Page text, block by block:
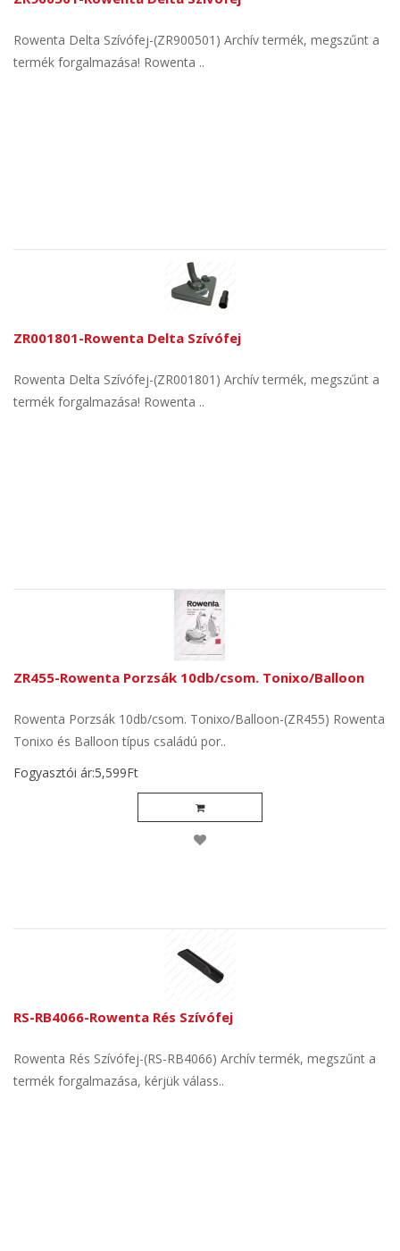
Rowenta Delta Szívófej-(ZR900501) Archív termék, megszűnt a
termék forgalmazása! Rowenta ..
ZR001801-Rowenta Delta Szívófej
Rowenta Delta Szívófej-(ZR001801) Archív termék, megszűnt a
termék forgalmazása! Rowenta ..
ZR455-Rowenta Porzsák 10db/csom. Tonixo/Balloon
Rowenta Porzsák 10db/csom. Tonixo/Balloon-(ZR455) Rowenta
Tonixo és Balloon típus családú por..
Fogyasztói ár:5,599Ft
RS-RB4066-Rowenta Rés Szívófej
Rowenta Rés Szívófej-(RS-RB4066) Archív termék, megszűnt a
termék forgalmazása, kérjük válass..